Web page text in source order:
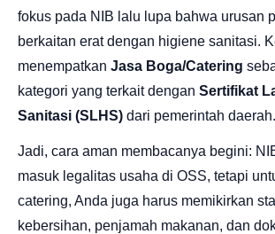
fokus pada NIB lalu lupa bahwa urusan
berkaitan erat dengan higiene sanitasi.
menempatkan Jasa Boga/Catering
kategori yang terkait dengan Sertifikat
Sanitasi (SLHS) dari pemerintah daerah.
Jadi, cara aman membacanya begini:
masuk legalitas usaha di OSS, tetapi
catering, Anda juga harus memikirkan
kebersihan, penjamah makanan, dan